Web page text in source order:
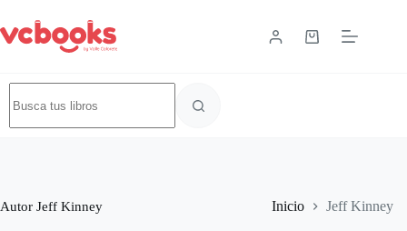
Autor Jeff Kinney Inicio Jeff Kinney